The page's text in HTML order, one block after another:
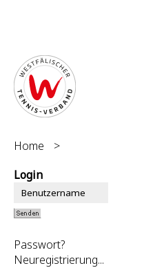
Home
>
Login
Passwort?
Neuregistrierung...